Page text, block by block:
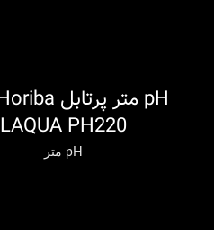
اطلاعات بیشتر
LAQUA PH220
pH متر